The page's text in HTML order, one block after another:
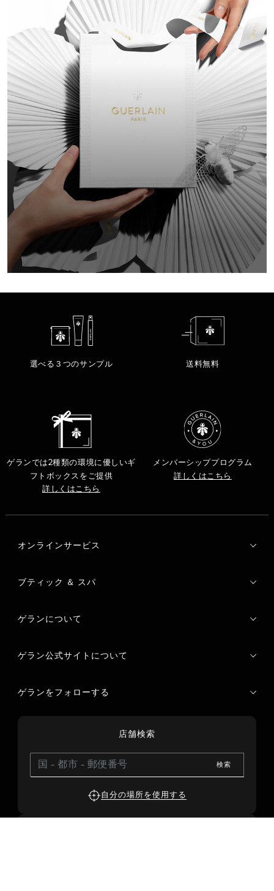
選べる３つのサンプル 送料無料
ゲランでは2種類の環境に優しいギ
フトボックスをご提供
詳しくはこちら
メンバーシッププログラム
詳しくはこちら
オンラインサービス
ブティック ＆ スパ
ゲランについて
ゲラン公式サイトについて
ゲランをフォローする
店舗検索
検索
自分の場所を使用する